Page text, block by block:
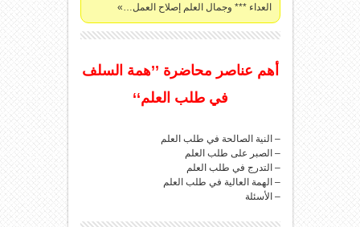
العداء *** وجمال العلم إصلاح العمل…»
أهم عناصر محاضرة ’’همة السلف
في طلب العلم‘‘
– النية الصالحة في طلب العلم
– الصبر على طلب العلم
– التدرج في طلب العلم
– الهمة العالية في طلب العلم
– الأسئلة